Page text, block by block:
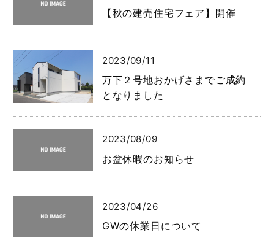
【秋の建売住宅フェア】開催
2023/09/11
万下２号地おかげさまでご成約
となりました
2023/08/09
お盆休暇のお知らせ
2023/04/26
GWの休業日について